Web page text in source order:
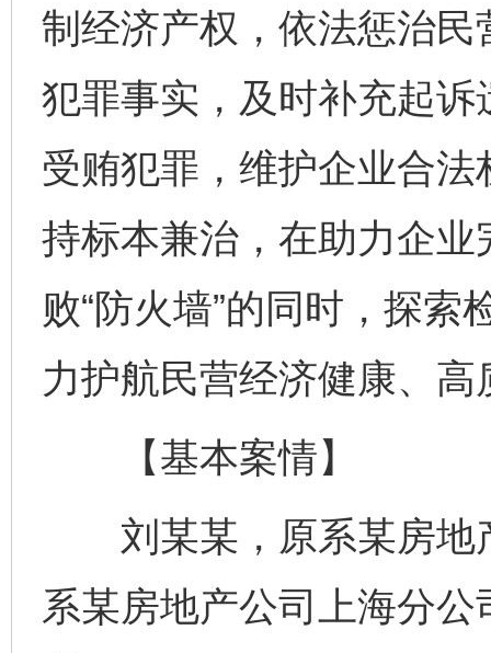
制经济产权，依法惩治
犯罪事实，及时补充起
受贿犯罪，维护企业合
持标本兼治，在助力企
败“防火墙”的同时，探
力护航民营经济健康、高
【基本案情】
刘某某，原系某房地
系某房地产公司上海分